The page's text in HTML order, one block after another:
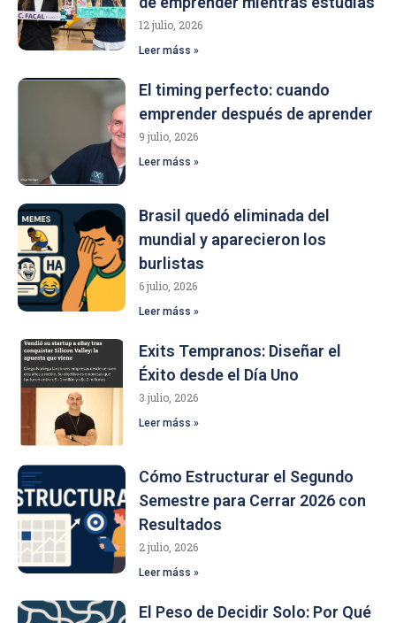
12 julio, 2026
Leer máss »
El timing perfecto: cuando
emprender después de aprender
9 julio, 2026
Leer máss »
Brasil quedó eliminada del
mundial y aparecieron los
burlistas
6 julio, 2026
Leer máss »
Exits Tempranos: Diseñar el
Éxito desde el Día Uno
3 julio, 2026
Leer máss »
Cómo Estructurar el Segundo
Semestre para Cerrar 2026 con
Resultados
2 julio, 2026
Leer máss »
El Peso de Decidir Solo: Por Qué